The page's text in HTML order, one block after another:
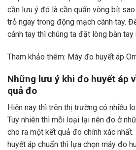
cần lưu ý đó là cần quấn vòng bít
trỏ ngay trong động mạch cánh tay.
cánh tay thì chúng ta đặt lòng bàn tay
Tham khảo thêm: Máy đo huyết áp
Những lưu ý khi đo huyết áp
quả đo
Hiện nay thì trên thị trường có nhiều
Tuy nhiên thì mỗi loại lại nên đo ở
cho ra một kết quả đo chính xác
huyết áp chuẩn thì lựa chọn máy đo